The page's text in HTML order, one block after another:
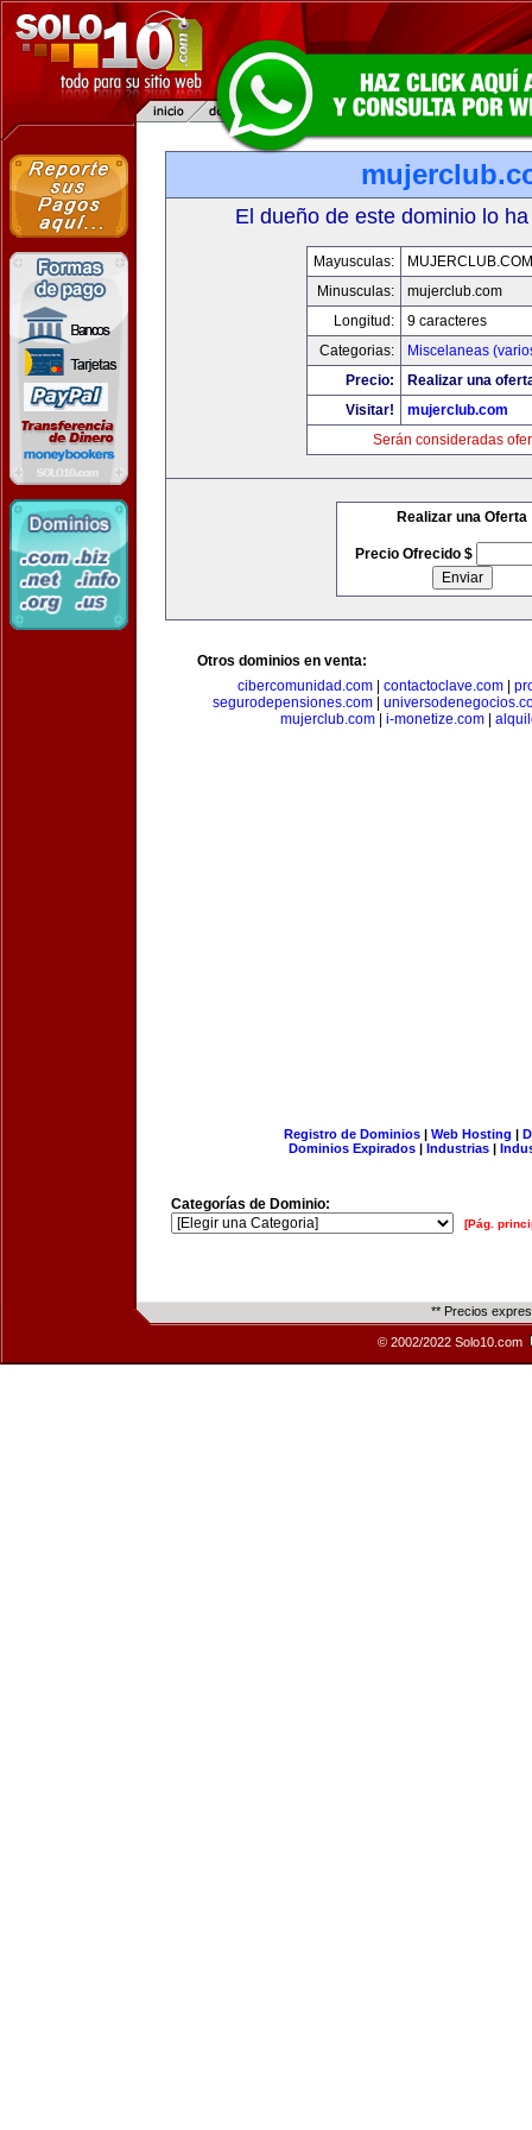
El dueño de este dominio lo
Mayusculas:
MUJERCLUB.COM
Minusculas:
mujerclub.com
Longitud:
9 caracteres
Categorias:
Miscelaneas
Precio:
Realizar una
Visitar!
mujerclub.com
Serán consideradas
Realizar una Oferta
Precio Ofrecido $
Otros dominios en venta:
cibercomunidad.com
contactoclave.com
segurodepensiones.com
mujerclub.com
i-monetize.com
Registro de Dominios| Web Hosting |
Dominios Expirados | Industrias |
Categorías de Dominio:
[Pág.
** Precios
© 2002/2022 Solo10.com